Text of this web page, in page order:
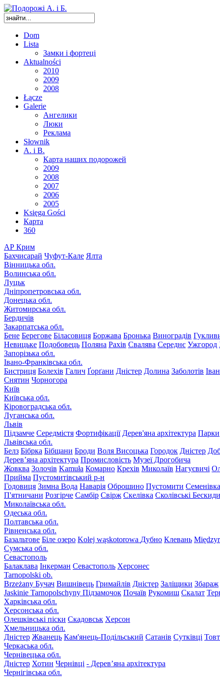
Dom
Lista
Замки і фортеці
Aktualności
2010
2009
2008
Łącze
Galerie
Ангелики
Люки
Реклама
Słownik
A. i B.
Карта наших подорожей
2009
2008
2007
2006
2005
Księga Gości
Карта
360
АР Крим
Бахчисарай Чуфут-Кале Ялта
Вінницька обл.
Волинська обл.
Луцьк
Дніпропетровська обл.
Донецька обл.
Житомирська обл.
Бердичів
Закарпатська обл.
Бене Берегове Біласовиця Боржава Бронька Виноградів
Невицьке Подобовець Поляна Рахів Свалява Середнє Ужгород
Запорізька обл.
Івано-Франківська обл.
Бистриця Болехів Галич Ґорґани Дністер Долина Заболотів
Снятин Чорногора
Київ
Київська обл.
Кіровоградська обл.
Луганська обл.
Львів
Підзамче Середмістя Фортифікації Дерев'яна архітектура Парки
Львівська обл.
Белз Бібрка Бібщани Броди Воля Висоцька Городок Дністер
Дерев’яна архітектура Промисловість Музеї Дрогобича
Жовква Золочів Kamuła Комарно Крехів Миколаїв Нагуєвичі
Прийма Пустомитівський р-н
Годовиця Зимна Вода Наварія Оброшино Пустомити Семенівка
П'ятничани Розгірче Самбір Свірж Скелівка Сколівські Бескиди
Миколаївська обл.
Одеська обл.
Полтавська обл.
Рівненська обл.
Базальтове Біле озеро Kolej wąskotorowa Дубно Клевань
Сумська обл.
Севастополь
Балаклава Інкерман Севастополь Херсонес
Tarnopolski ob.
Brzeżany Бучач Вишнівець Гримайлів Дністер Заліщики Збараж
Jaskinie Tarnopolschyny Підзамочок Почаїв Рукомиш Скалат
Харківська обл.
Херсонська обл.
Олешківські піски Скадовськ Херсон
Хмельницька обл.
Дністер Жванець Кам'янець-Подільський Сатанів Сутківці
Черкаська обл.
Чернівецька обл.
Дністер Хотин Чернівці - Дерев’яна архітектура
Чернігівська обл.